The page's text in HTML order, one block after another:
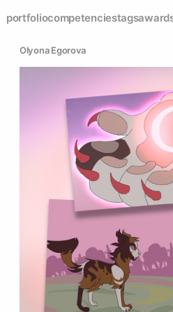
portfoliocompetenciestags
Olyona Egorova